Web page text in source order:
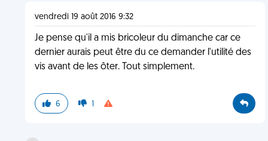
vendredi 19 août 2016 9:32
Je pense qu'il a mis bricoleur du dimanche car ce
dernier aurais peut être du ce demander l'utilité des
vis avant de les ôter. Tout simplement.
6 1